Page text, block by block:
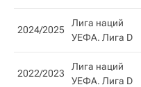
2024/2025
Лига наций
УЕФА. Лига D
2022/2023
Лига наций
УЕФА. Лига D